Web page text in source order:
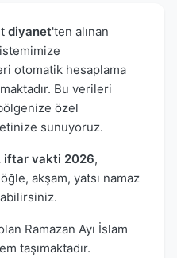
diyanet'ten alınan
otomatik hesaplama
Bu verileri
özel
sunuyoruz.
iftar vakti 2026,
akşam, yatsı namaz
Ramazan Ayı İslam
taşımaktadır.